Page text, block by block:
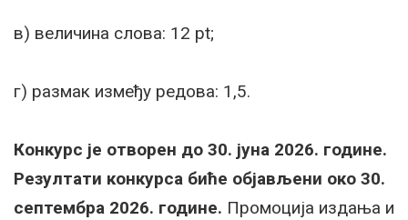
в) величина слова: 12 pt;
г) размак између редова: 1,5.
Конкурс је отворен до 30. јуна 2026. године.
Резултати конкурса биће објављени око 30.
септембра 2026. године. Промоција издања и